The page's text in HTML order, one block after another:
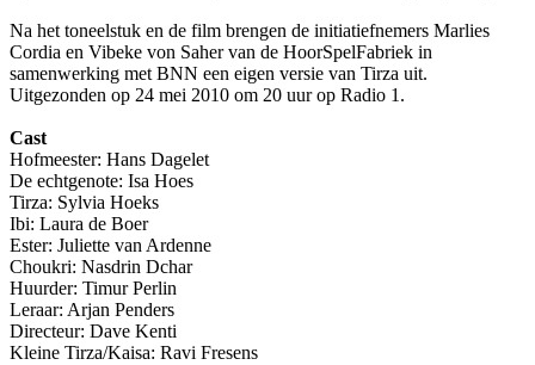
Na het toneelstuk en de film brengen de initiatiefnemers Marlies
Cordia en Vibeke von Saher van de HoorSpelFabriek in
samenwerking met BNN een eigen versie van Tirza uit.
Uitgezonden op 24 mei 2010 om 20 uur op Radio 1.
Cast
Hofmeester: Hans Dagelet
De echtgenote: Isa Hoes
Tirza: Sylvia Hoeks
Ibi: Laura de Boer
Ester: Juliette van Ardenne
Choukri: Nasdrin Dchar
Huurder: Timur Perlin
Leraar: Arjan Penders
Directeur: Dave Kenti
Kleine Tirza/Kaisa: Ravi Fresens